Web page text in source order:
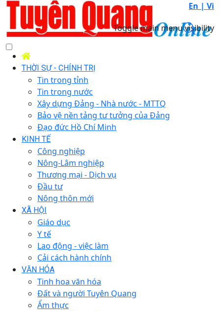
En | Vi
Toggle main menu visibility
THỜI SỰ - CHÍNH TRỊ
Tin trong tỉnh
Tin trong nước
Xây dựng Đảng - Nhà nước - MTTQ
Bảo vệ nền tảng tư tưởng của Đảng
Đạo đức Hồ Chí Minh
KINH TẾ
Công nghiệp
Nông-Lâm nghiệp
Thương mại - Dịch vụ
Đầu tư
Nông thôn mới
XÃ HỘI
Giáo dục
Y tế
Lao động - việc làm
Cải cách hành chính
VĂN HÓA
Tinh hoa văn hóa
Đất và người Tuyên Quang
Ẩm thực